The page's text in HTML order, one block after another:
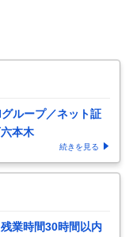
ループ／ネット証
本木
続きを見る
業時間30時間以内